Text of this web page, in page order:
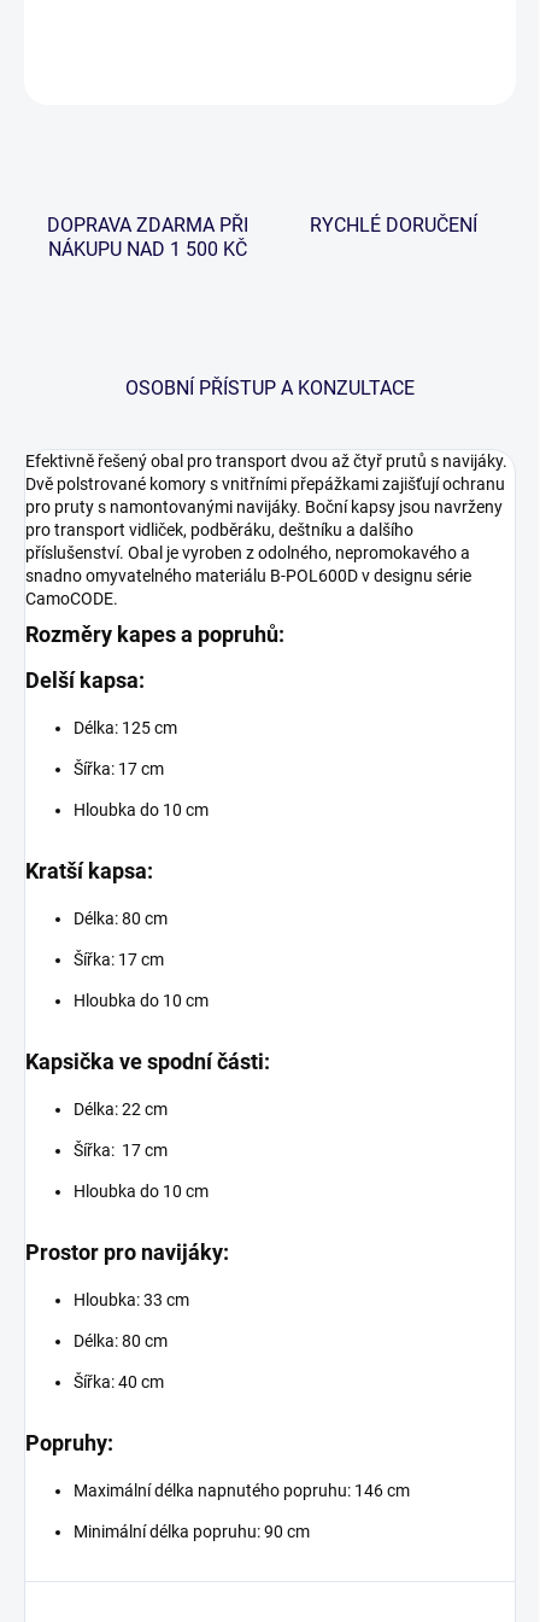
DOPRAVA ZDARMA PŘI
NÁKUPU NAD 1 500 KČ
RYCHLÉ DORUČENÍ
OSOBNÍ PŘÍSTUP A KONZULTACE
Efektivně řešený obal pro transport dvou až čtyř prutů s navijáky.
Dvě polstrované komory s vnitřními přepážkami zajišťují ochranu
pro pruty s namontovanými navijáky. Boční kapsy jsou navrženy
pro transport vidliček, podběráku, deštníku a dalšího
příslušenství. Obal je vyroben z odolného, nepromokavého a
snadno omyvatelného materiálu B-POL600D v designu série
CamoCODE.
Rozměry kapes a popruhů:
Delší kapsa:
Délka: 125 cm
Šířka: 17 cm
Hloubka do 10 cm
Kratší kapsa:
Délka: 80 cm
Šířka: 17 cm
Hloubka do 10 cm
Kapsička ve spodní části:
Délka: 22 cm
Šířka: 17 cm
Hloubka do 10 cm
Prostor pro navijáky:
Hloubka: 33 cm
Délka: 80 cm
Šířka: 40 cm
Popruhy:
Maximální délka napnutého popruhu: 146 cm
Minimální délka popruhu: 90 cm